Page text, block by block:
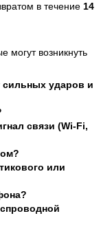
в течение 14
могут возникнуть
ударов и
связи (Wi-Fi,
или